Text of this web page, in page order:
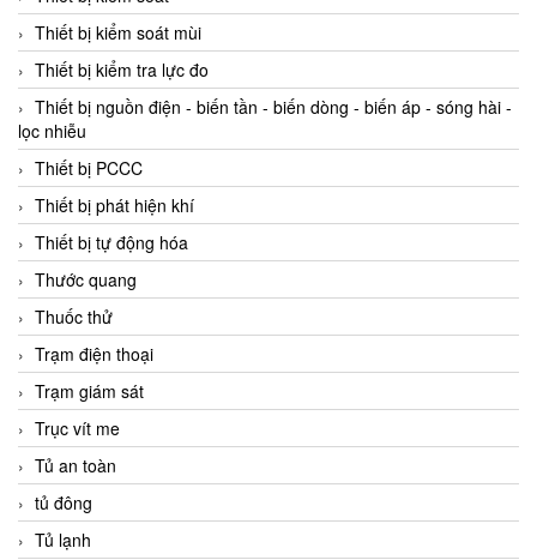
Thiết bị kiểm soát mùi
Thiết bị kiểm tra lực đo
Thiết bị nguồn điện - biến tần - biến dòng - biến áp - sóng hài -
lọc nhiễu
Thiết bị PCCC
Thiết bị phát hiện khí
Thiết bị tự động hóa
Thước quang
Thuốc thử
Trạm điện thoại
Trạm giám sát
Trục vít me
Tủ an toàn
tủ đông
Tủ lạnh